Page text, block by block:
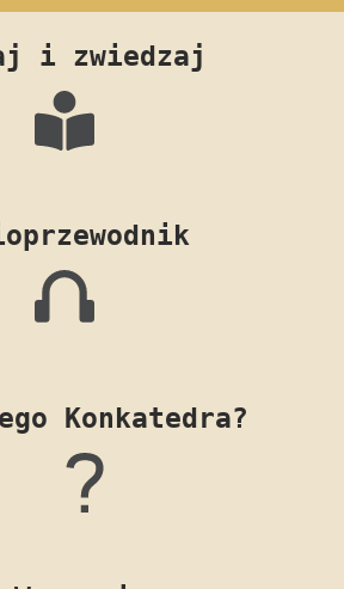
i zwiedzaj
Konkatedra?